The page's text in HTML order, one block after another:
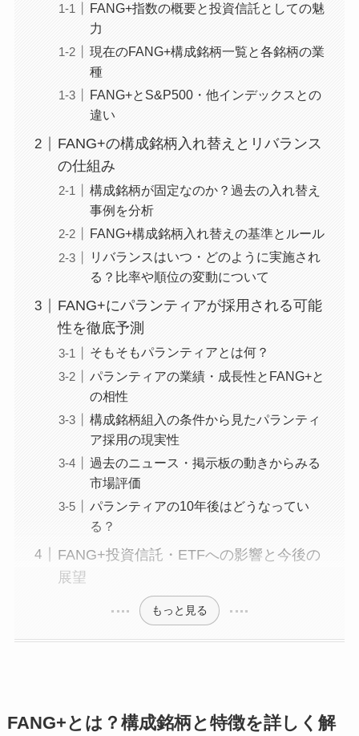
FANG+指数の概要と投資信託としての魅
力
現在のFANG+構成銘柄一覧と各銘柄の業
種
FANG+とS&P500・他インデックスとの
違い
FANG+の構成銘柄入れ替えとリバランス
の仕組み
構成銘柄が固定なのか？過去の入れ替え
事例を分析
FANG+構成銘柄入れ替えの基準とルール
リバランスはいつ・どのように実施され
る？比率や順位の変動について
FANG+にパランティアが採用される可能
性を徹底予測
そもそもパランティアとは何？
パランティアの業績・成長性とFANG+と
の相性
構成銘柄組入の条件から見たパランティ
ア採用の現実性
過去のニュース・掲示板の動きからみる
市場評価
パランティアの10年後はどうなってい
る？
FANG+投資信託・ETFへの影響と今後の
展望
もっと見る
FANG+とは？構成銘柄と特徴を詳しく解